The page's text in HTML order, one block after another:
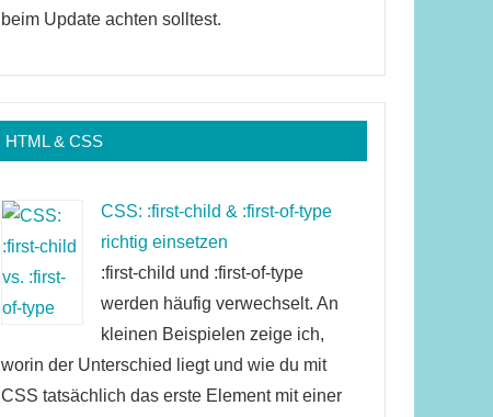
beim Update achten solltest.
HTML & CSS
CSS: :first-child & :first-of-type
richtig einsetzen
:first-child und :first-of-type
werden häufig verwechselt. An
kleinen Beispielen zeige ich,
worin der Unterschied liegt und wie du mit
CSS tatsächlich das erste Element mit einer